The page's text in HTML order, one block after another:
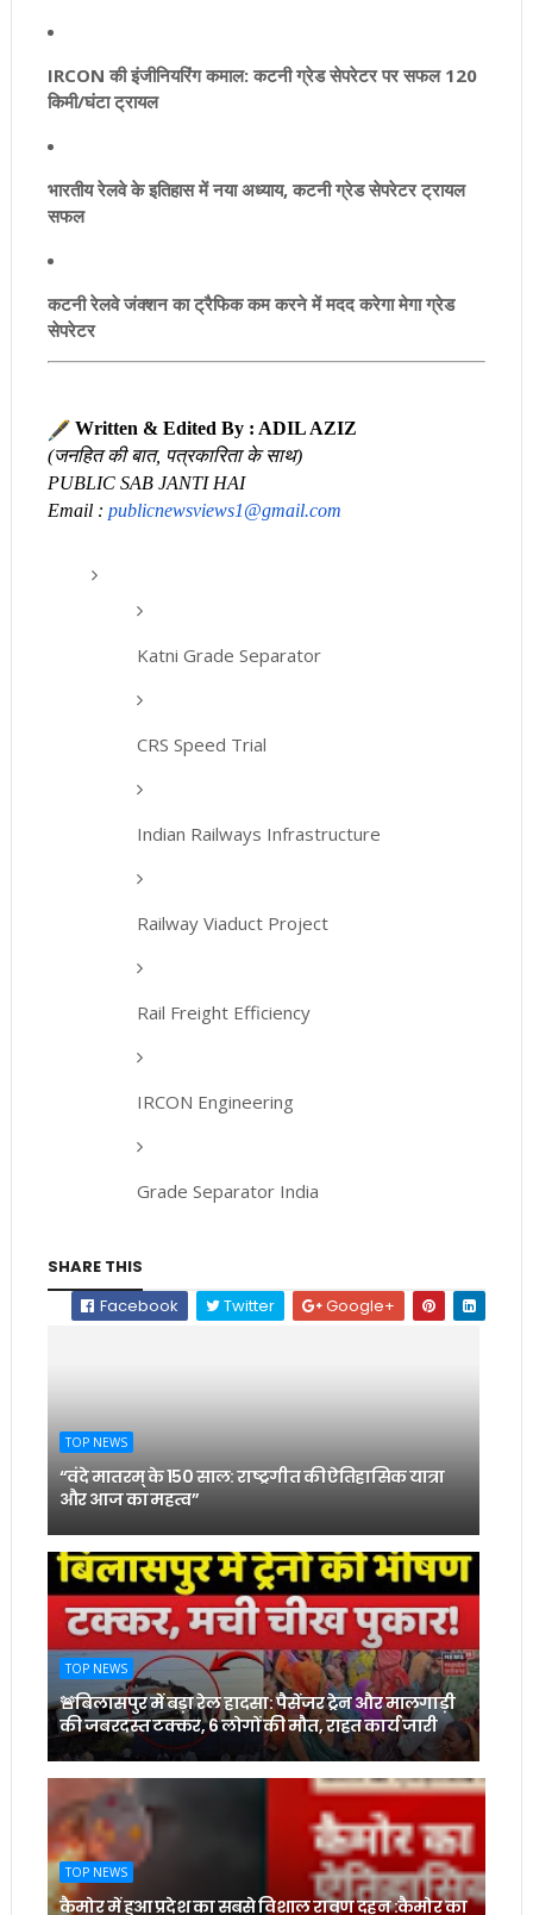
IRCON की इंजीनियरिंग कमाल: कटनी ग्रेड सेपरेटर पर सफल 120
किमी/घंटा ट्रायल
भारतीय रेलवे के इतिहास में नया अध्याय, कटनी ग्रेड सेपरेटर ट्रायल
सफल
कटनी रेलवे जंक्शन का ट्रैफिक कम करने में मदद करेगा मेगा ग्रेड
सेपरेटर
Written & Edited By : ADIL AZIZ
(जनहित की बात, पत्रकारिता के साथ)
PUBLIC SAB JANTI HAI
Email : publicnewsviews1@gmail.com
Katni Grade Separator
CRS Speed Trial
Indian Railways Infrastructure
Railway Viaduct Project
Rail Freight Efficiency
IRCON Engineering
Grade Separator India
SHARE THIS
Facebook
Twitter Google+
TOP NEWS
“वंदे मातरम् के 150 साल: राष्ट्रगीत की ऐतिहासिक यात्रा
और आज का महत्व”
TOP NEWS
🚨बिलासपुर में बड़ा रेल हादसा: पैसेंजर ट्रेन और मालगाड़ी
की जबरदस्त टक्कर, 6 लोगों की मौत, राहत कार्य जारी
TOP NEWS
कैमोर में हुआ प्रदेश का सबसे विशाल रावण दहन :कैमोर का